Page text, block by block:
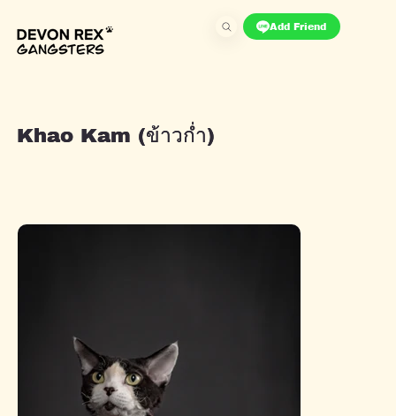
Add Friend
Khao Kam (ข้าวก่ำ)
Khao Kam (ข้าวก่ำ)